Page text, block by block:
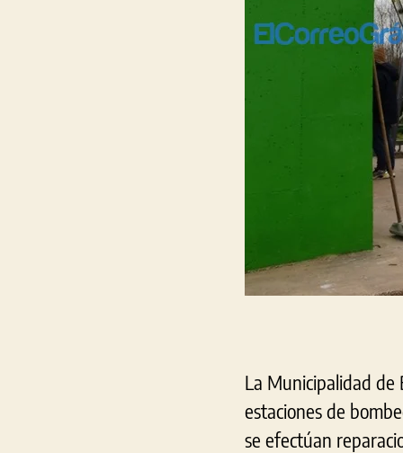
La Municipalidad de
estaciones de
se efectúan